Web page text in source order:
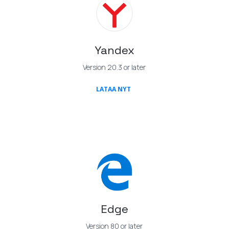
Yandex
Version 20.3 or later
LATAA NYT(OPENS IN A NEW TAB)
Edge
Version 80 or later